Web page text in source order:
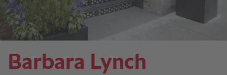
Barbara Lynch